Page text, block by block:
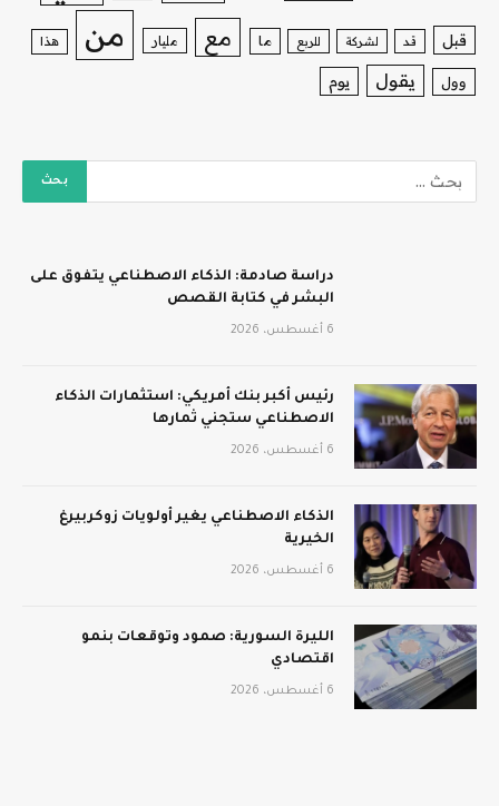
قبل قد لشركة للربع ما مع مليار من هذا
وول يقول يوم
دراسة صادمة: الذكاء الاصطناعي يتفوق على
البشر في كتابة القصص
6 أغسطس، 2026
رئيس أكبر بنك أمريكي: استثمارات الذكاء
الاصطناعي ستجني ثمارها
6 أغسطس، 2026
الذكاء الاصطناعي يغير أولويات زوكربيرغ
الخيرية
6 أغسطس، 2026
الليرة السورية: صمود وتوقعات بنمو
اقتصادي
6 أغسطس، 2026